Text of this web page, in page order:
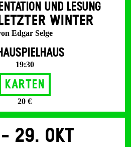
UND LESUNG
WINTER
Edgar Selge
19:30
Karten
20 €
29. Okt